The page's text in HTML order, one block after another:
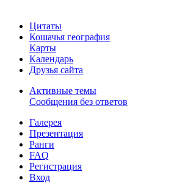
Цитаты
Кошачья география
Карты
Календарь
Друзья сайта
Активные темы
Сообщения без ответов
Галерея
Презентация
Ранги
FAQ
Регистрация
Вход